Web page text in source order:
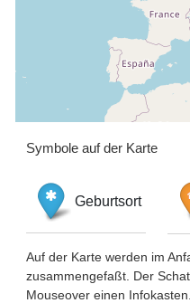
Symbole auf der Karte
Geburtsort
Auf der Karte werden im
zusammengefaßt. Der
Mouseover einen